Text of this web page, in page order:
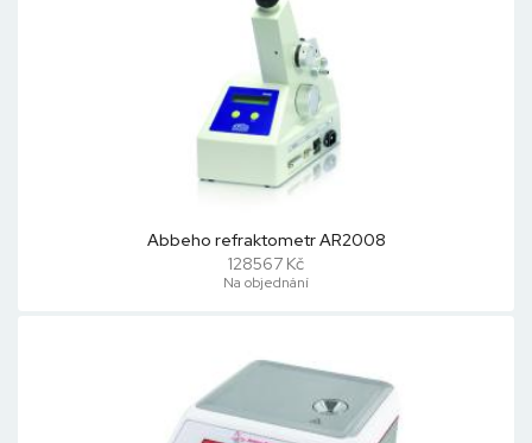
Abbeho refraktometr AR2008
128567 Kč
Na objednání